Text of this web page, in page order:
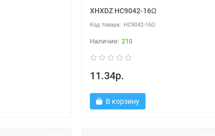
XHXDZ HC9042-16Ω
HC9042-16Ω
210
11.34р.
В корзину